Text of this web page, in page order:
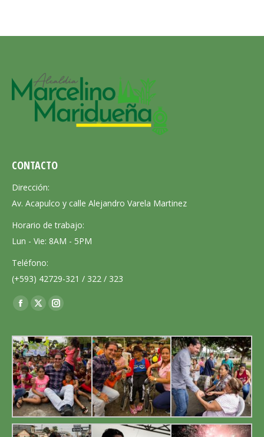
CONTACTO
Dirección:
Av. Acapulco y calle Alejandro Varela Martinez
Horario de trabajo:
Lun - Vie: 8AM - 5PM
Teléfono:
(+593) 42729-321 / 322 / 323
Encuéntranos en:
Facebook
opens
in
new
window
X
opens
in
new
window
Instagram
opens
in
new
window